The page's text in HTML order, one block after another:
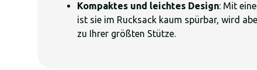
Kompaktes und leichtes Design: Mit
ist sie im Rucksack kaum spürbar, wird
zu Ihrer größten Stütze.